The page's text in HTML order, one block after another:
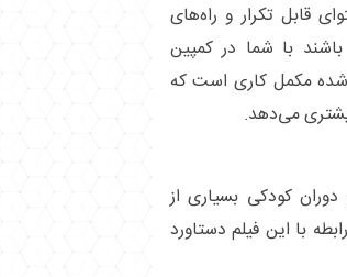
قابل تکرار و راه‌های
با شما در کمپین
شده مکمل کاری است که
می‌دهد.
دوران کودکی بسیاری از
با این فیلم دستاورد